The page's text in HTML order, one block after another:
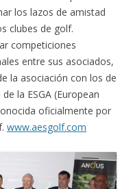
los lazos de amistad
clubes de golf.
competiciones
entre sus asociados,
la asociación con los de
la ESGA (European
oficialmente por
www.aesgolf.com